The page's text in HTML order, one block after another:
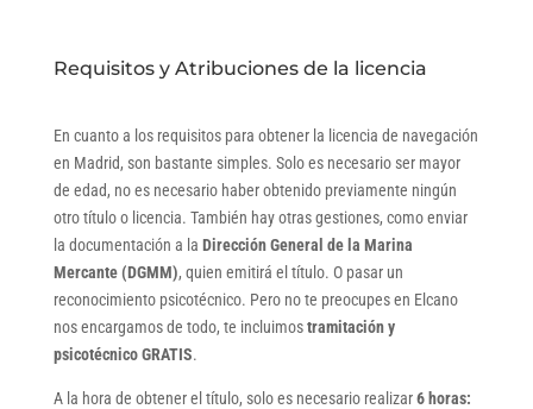
Requisitos y Atribuciones de la licencia
En cuanto a los requisitos para obtener la licencia de navegación
en Madrid, son bastante simples. Solo es necesario ser mayor
de edad, no es necesario haber obtenido previamente ningún
otro título o licencia. También hay otras gestiones, como enviar
la documentación a la Dirección General de la Marina
Mercante (DGMM), quien emitirá el título. O pasar un
reconocimiento psicotécnico. Pero no te preocupes en Elcano
nos encargamos de todo, te incluimostramitación y
psicotécnico GRATIS.
A la hora de obtener el título, solo es necesario realizar6 horas: